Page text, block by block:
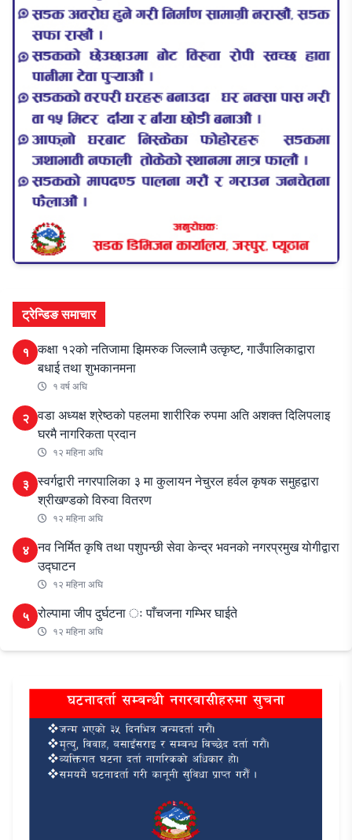
ट्रेन्डिङ समाचार
१ कक्षा १२को नतिजामा झिमरुक जिल्लामै उत्कृष्ट, गाउँपालिकाद्वारा
बधाई तथा शुभकानमना
१ वर्ष अघि
२ वडा अध्यक्ष श्रेष्ठको पहलमा शारीरिक रुपमा अति अशक्त दिलिपलाइ
घरमै नागरिकता प्रदान
१२ महिना अघि
३ स्वर्गद्वारी नगरपालिका ३ मा कुलायन नेचुरल हर्वल कृषक समुहद्वारा
श्रीखण्डको विरुवा वितरण
१२ महिना अघि
४ नव निर्मित कृषि तथा पशुपन्छी सेवा केन्द्र भवनको नगरप्रमुख योगीद्वारा
उद्घाटन
१२ महिना अघि
५ रोल्पामा जीप दुर्घटना ः पाँचजना गम्भिर घाईते
१२ महिना अघि